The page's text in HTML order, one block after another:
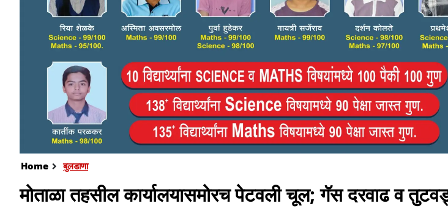
Home बुलडाणा
मोताळा तहसील कार्यालयासमोरच पेटवली चूल; गॅस दरवाढ व